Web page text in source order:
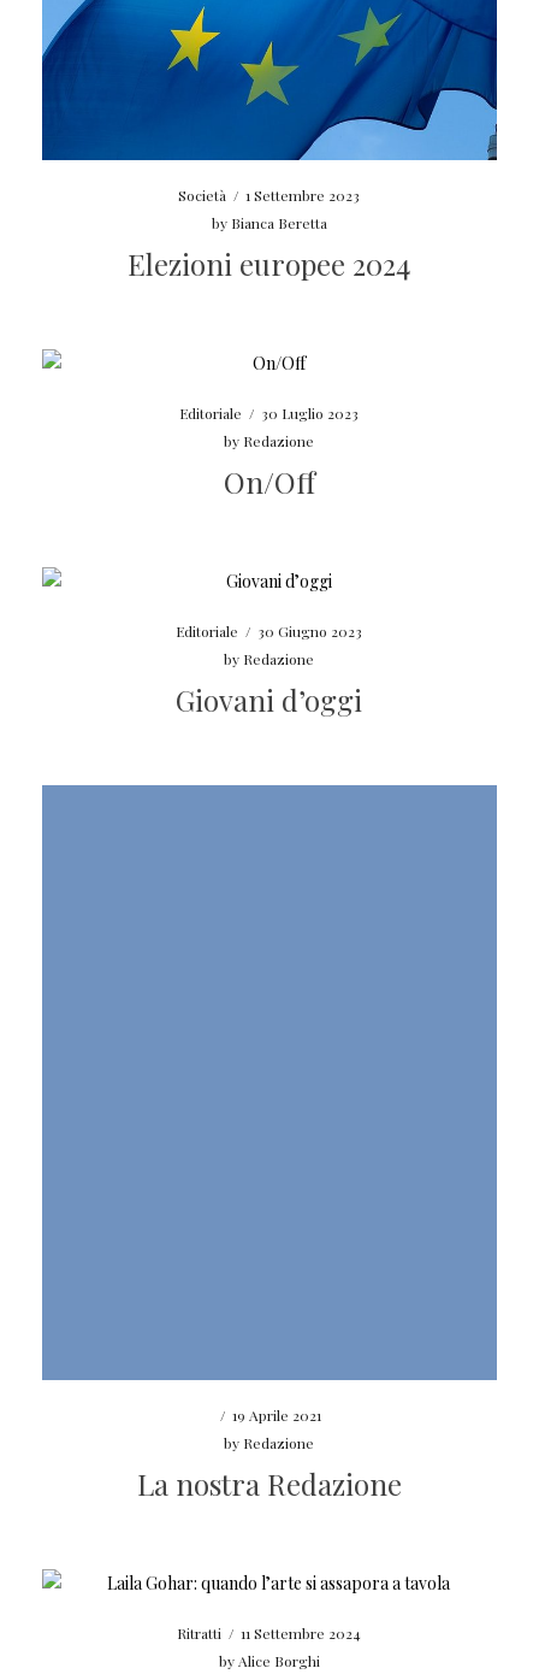
Società / 1 Settembre 2023
by Bianca Beretta
Elezioni europee 2024
Editoriale / 30 Luglio 2023
by Redazione
On/Off
Editoriale / 30 Giugno 2023
by Redazione
Giovani d’oggi
/ 19 Aprile 2021
by Redazione
La nostra Redazione
Ritratti / 11 Settembre 2024
by Alice Borghi